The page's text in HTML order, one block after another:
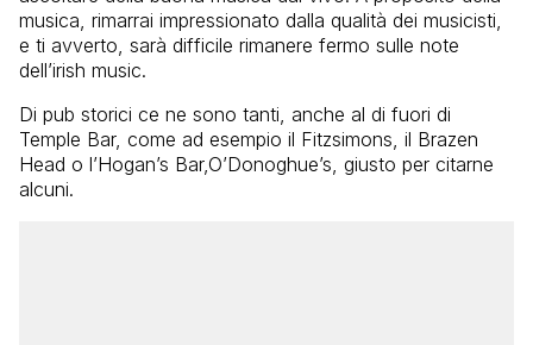
musica, rimarrai impressionato dalla qualità dei musicisti,
e ti avverto, sarà difficile rimanere fermo sulle note
dell’irish music.
Di pub storici ce ne sono tanti, anche al di fuori di
Temple Bar, come ad esempio il Fitzsimons, il Brazen
Head o l’Hogan’s Bar,O’Donoghue’s, giusto per citarne
alcuni.